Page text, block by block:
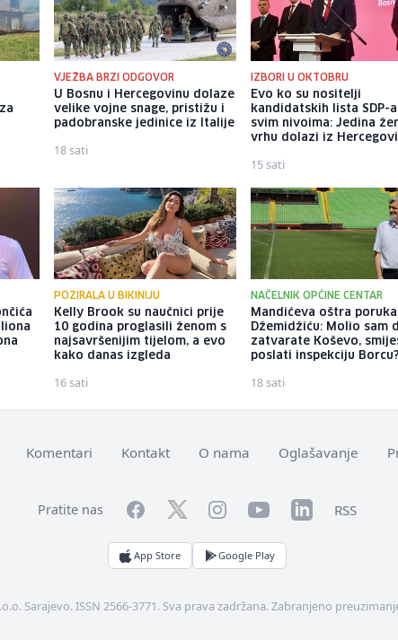
VJEŽBA BRZI ODGOVOR
U Bosnu i Hercegovinu dolaze
velike vojne snage, pristižu i
padobranske jedinice iz Italije
18 sati
IZBORI U OKTOBRU
Evo ko su nositelji
kandidatskih lista SDP-
svim nivoima: Jedina
vrhu dolazi iz
15 sati
POZIRALA U BIKINIJU
Kelly Brook su naučnici prije
10 godina proglasili ženom s
najsavršenijim tijelom, a evo
kako danas izgleda
16 sati
NAČELNIK OPĆINE CENTAR
Mandićeva oštra poruka
Džemidžiću: Molio sam
zatvarate Koševo,
poslati inspekciju
18 sati
Komentari Kontakt O nama Oglašavanje
Pratite nas FacebookTwitterInstagramYouTubeLinkedInRSS
App Store Google Play
Sarajevo. ISSN 2566-3771. Sva prava zadržana. Zabranjeno